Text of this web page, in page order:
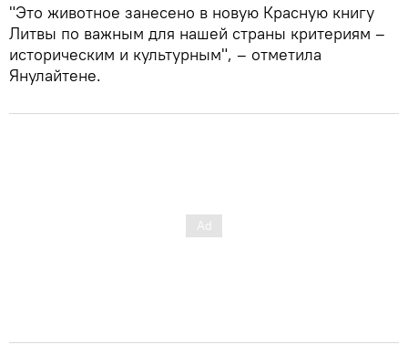
"Это животное занесено в новую Красную книгу
Литвы по важным для нашей страны критериям –
историческим и культурным", – отметила
Янулайтене.